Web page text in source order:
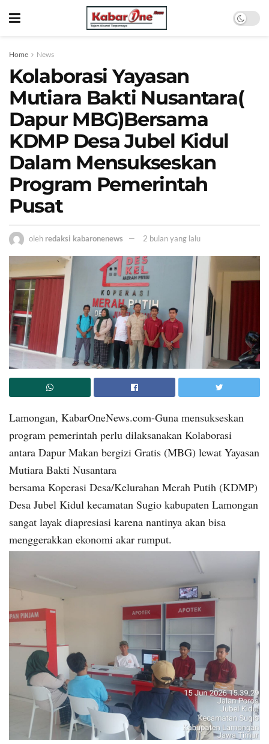
Home News
Kolaborasi Yayasan
Mutiara Bakti Nusantara(
Dapur MBG)Bersama
KDMP Desa Jubel Kidul
Dalam Mensukseskan
Program Pemerintah
Pusat
oleh redaksi kabaronenews 2 bulan yang lalu
Lamongan, KabarOneNews.com-Guna mensukseskan
program pemerintah perlu dilaksanakan Kolaborasi
antara Dapur Makan bergizi Gratis (MBG) lewat Yayasan
Mutiara Bakti Nusantara
bersama Koperasi Desa/Kelurahan Merah Putih (KDMP)
Desa Jubel Kidul kecamatan Sugio kabupaten Lamongan
sangat layak diapresiasi karena nantinya akan bisa
menggerakkan ekonomi akar rumput.